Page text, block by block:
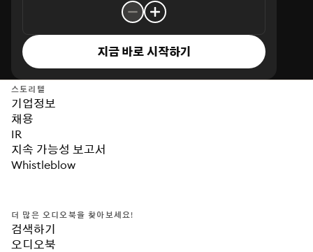
지금 바로 시작하기
스토리텔
기업정보
채용
IR
지속 가능성 보고서
Whistleblow
더 많은 오디오북을 찾아보세요!
검색하기
오디오북